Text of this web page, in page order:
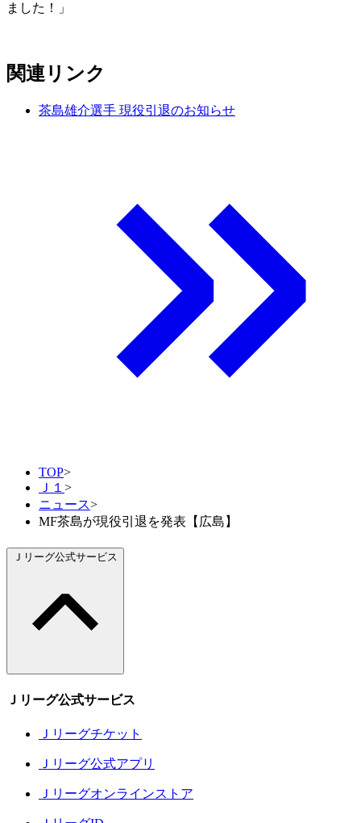
ました！」
関連リンク
茶島雄介選手 現役引退のお知らせ
TOP>
Ｊ１ >
ニュース>
MF茶島が現役引退を発表【広島】
Ｊリーグ公式サービス
Ｊリーグ公式サービス
Ｊリーグチケット
Ｊリーグ公式アプリ
Ｊリーグオンラインストア